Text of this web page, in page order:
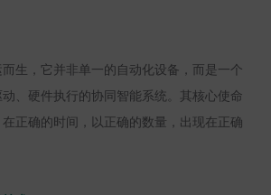
生，它并非单一的自动化设备，而是一个
、硬件执行的协同智能系统。其核心使命
正确的时间，以正确的数量，出现在正确